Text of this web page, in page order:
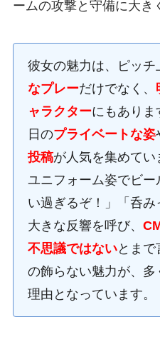
ームの攻撃と守備に大き
彼女の魅力は、ピッチ
なプレーだけでなく、
ャラクターにもありま
日のプライベートな姿
投稿が人気を集めて
ユニフォーム姿でビ
い過ぎるぞ！」「呑み
大きな反響を呼び、
不思議ではないとまで
の飾らない魅力が、
理由となっています。